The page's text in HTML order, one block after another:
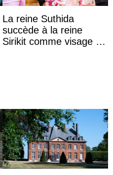
La reine Suthida
succède à la reine
Sirikit comme visage de